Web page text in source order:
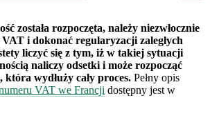
została rozpoczęta, należy niezwłocznie
i dokonać regularyzacji zaległych
liczyć się z tym, iż w takiej sytuacji
naliczy odsetki i może rozpocząć
wydłuży cały proces. Pełny opis
VAT we Francji dostępny jest w